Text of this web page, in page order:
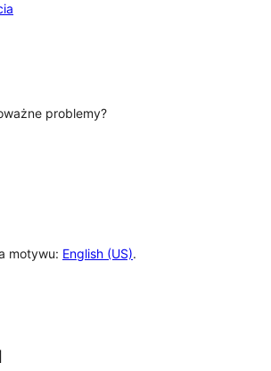
problemy?
motywu: English (US).